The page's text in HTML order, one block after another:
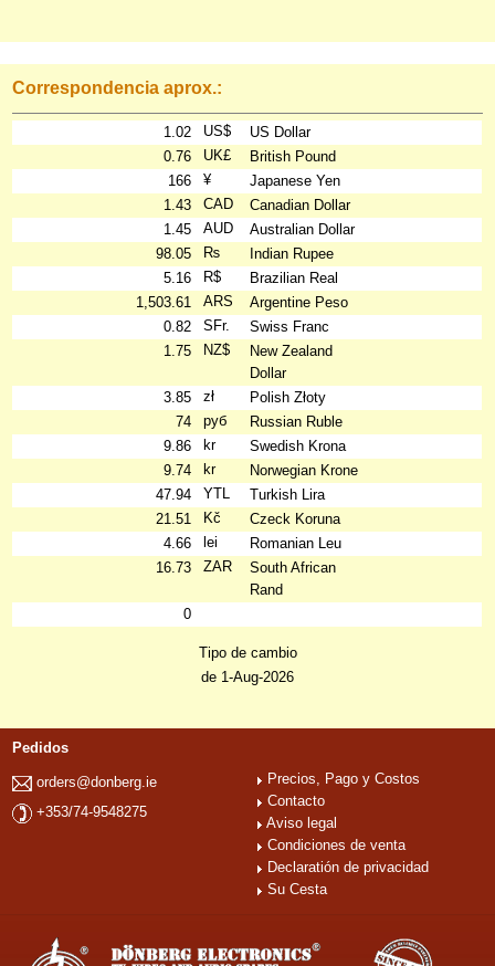
Correspondencia aprox.:
1.02 US$
US Dollar
0.76
UK£
British Pound
166
¥
Japanese Yen
1.43
CAD
Canadian Dollar
1.45
AUD
Australian Dollar
98.05
₨
Indian Rupee
5.16
R$
Brazilian Real
1,503.61
ARS
Argentine Peso
0.82
SFr.
Swiss Franc
1.75
NZ$
New Zealand
Dollar
3.85
zł
Polish Złoty
74
руб
Russian Ruble
9.86
kr
Swedish Krona
9.74
kr
Norwegian Krone
47.94
YTL
Turkish Lira
21.51
Kč
Czeck Koruna
4.66
lei
Romanian Leu
16.73
ZAR
South African
Rand
0
Tipo de cambio
de 1-Aug-2026
Pedidos
orders@donberg.ie
+353/74-9548275
Precios, Pago y Costos
Contacto
Aviso legal
Condiciones de venta
Declaratión de privacidad
Su Cesta